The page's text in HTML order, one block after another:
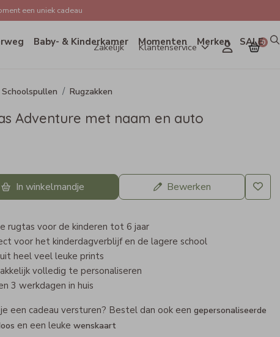
een uniek cadeau
Zakelijk Klantenservice 0
Baby- & Kinderkamer Momenten Merken SALE
Schoolspullen Rugzakken
Adventure met naam en auto
In winkelmandje Bewerken
rugtas voor de kinderen tot 6 jaar
voor het kinderdagverblijf en de lagere school
heel veel leuke prints
volledig te personaliseren
3 werkdagen in huis
een cadeau versturen? Bestel dan ook een gepersonaliseerde
en een leuke wenskaart